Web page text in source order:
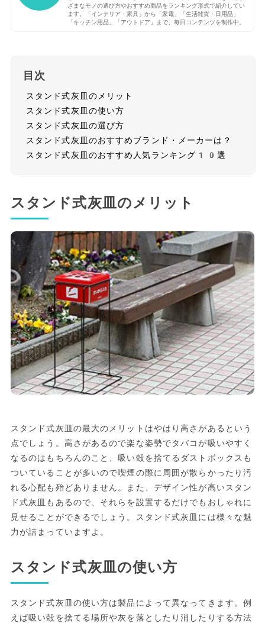
ざまなモノの選び方やおすすめ商品をランキング形式で紹介してい
ます。「インテリア・家具」から「家電」「生活雑貨・日用品」
「キッチン用品」「アウトドア」まで、毎日コンテンツを制作中。
目次
スタンド式灰皿のメリット
スタンド式灰皿の使い方
スタンド式灰皿の選び方
スタンド式灰皿のおすすめブランド・メーカーは？
スタンド式灰皿のおすすめ人気ランキング10選
スタンド式灰皿のメリット
スタンド式灰皿の最大のメリットはやはり高さがあるという
点でしょう。高さがあるので楽な姿勢でタバコが吸いやすく
なるのはもちろんのこと、吸い殻を捨てるダストボックスも
ついていることが多いので喫煙の際に周囲が散らかったり汚
れる心配も殆どありません。また、デザイン性が高いスタン
ド式灰皿もあるので、それらを設置するだけでもおしゃれに
見せることができるでしょう。スタンド式灰皿には様々な魅
力が詰まっていますよ。
スタンド式灰皿の使い方
スタンド式灰皿の使い方は製品によって異なってきます。例
えば吸い殻を捨てる場所や灰を落としたり消したりする方法